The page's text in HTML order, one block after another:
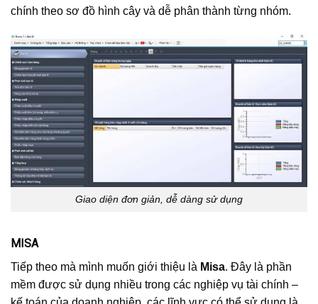
chính theo sơ đồ hình cây và dễ phân thành từng nhóm.
Giao diện đơn giản, dễ dàng sử dụng
MISA
Tiếp theo mà mình muốn giới thiệu là Misa. Đây là phần
mềm được sử dụng nhiều trong các nghiệp vụ tài chính –